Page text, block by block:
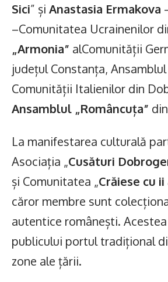
Sici” și Anastasia Ermakova
–Comunitatea Ucrainenilor
„Armonia” alComunității
județul Constanța, Ansamblul
Comunității Italienilor din
Ansamblul „Româncuța”
La manifestarea culturală
Asociația „Cusături
și Comunitatea „Crăiese cu
căror membre sunt
autentice românești.
publicului portul tradițional
zone ale țării.